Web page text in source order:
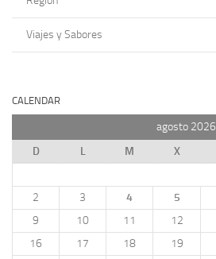
Viajes y Sabores
CALENDAR
agosto 2026
D
L M X
2
3 4 5
9
10 11 12
16
17 18 19